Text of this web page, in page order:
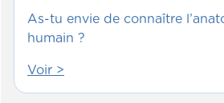
As-tu envie de connaître
humain ?
Voir >